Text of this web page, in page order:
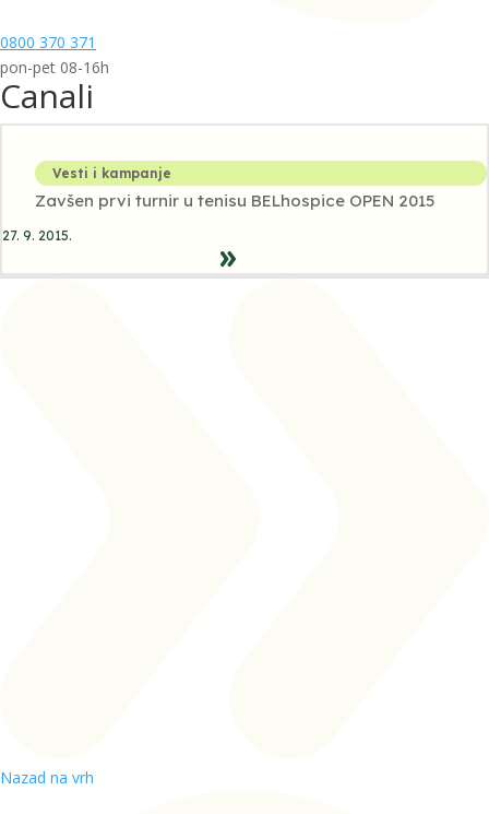
0800 370 371
pon-pet 08-16h
Canali
Vesti i kampanje
Zavšen prvi turnir u tenisu BELhospice OPEN 2015
27. 9. 2015.
Nazad na vrh